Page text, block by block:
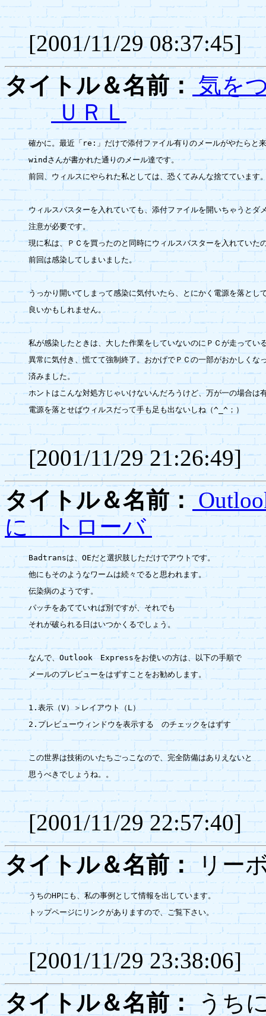
[2001/11/29 08:37:45]
タイトル＆名前：気を
ＵＲＬ
確かに。最近「re:」だけで添付ファイル有りのメールがやたらと
windさんが書かれた通りのメール達です。
前回、ウィルスにやられた私としては、恐くてみんな捨てています
ウィルスバスターを入れていても、添付ファイルを開いちゃうとダ
注意が必要です。
現に私は、ＰＣを買ったのと同時にウィルスバスターを入れていた
前回は感染してしまいました。
うっかり開いてしまって感染に気付いたら、とにかく電源を落とし
良いかもしれません。
私が感染したときは、大した作業をしていないのにＰＣが走ってい
異常に気付き、慌てて強制終了。おかげでＰＣの一部がおかしくな
済みました。
ホントはこんな対処方じゃいけないんだろうけど、万が一の場合は
電源を落とせばウィルスだって手も足も出ないしね（^_^；）
[2001/11/29 21:26:49]
タイトル＆名前：
に トローバ
Badtransは、OEだと選択肢しただけでアウトです。
他にもそのようなワームは続々でると思われます。
伝染病のようです。
パッチをあてていれば別ですが、それでも
それが破られる日はいつかくるでしょう。
なんで、Outlook　Expressをお使いの方は、以下の手順で
メールのプレビューをはずすことをお勧めします。
1.表示（V）＞レイアウト（L）
2.プレビューウィンドウを表示する　のチェックをはずす
この世界は技術のいたちごっこなので、完全防備はありえないと
思うべきでしょうね。。
[2001/11/29 22:57:40]
タイトル＆名前：リー
うちのHPにも、私の事例として情報を出しています。
トップページにリンクがありますので、ご覧下さい。
[2001/11/29 23:38:06]
タイトル＆名前：うち